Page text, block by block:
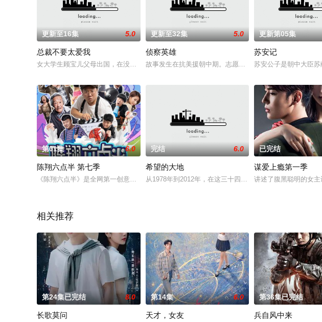
更新至16集 5.0
总裁不要太爱我
女大学生顾宝儿父母出国，在没有血缘的四叔陆庭深家寄宿。陆庭深表面上冷酷无情，处处管束
更新至32集 5.0
侦察英雄
故事发生在抗美援朝中期。志愿军某师侦察科长梁辰带领
更新第05集
苏安记
苏安公子是朝中大臣
第01集 6.0
陈翔六点半 第七季
《陈翔六点半》是全网第一创意爆笑迷你剧，有灵活的场景和固定的时长，家庭幽默录像式的小
完结 6.0
希望的大地
从1978年到2012年，在这三十四年的伟大历史变革期间，
已完结
谋爱上瘾第一季
讲述了腹黑聪明的女
相关推荐
第24集已完结 8.0
长歌莫问
第14集 6.0
天才，女友
第36集已完结
兵自风中来